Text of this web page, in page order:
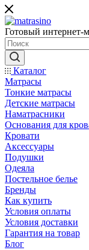
Готовый интернет-
Каталог
Матрасы
Тонкие матрасы
Детские матрасы
Наматрасники
Основания для
Кровати
Аксессуары
Подушки
Одеяла
Постельное белье
Бренды
Как купить
Условия оплаты
Условия доставки
Гарантия на товар
Блог